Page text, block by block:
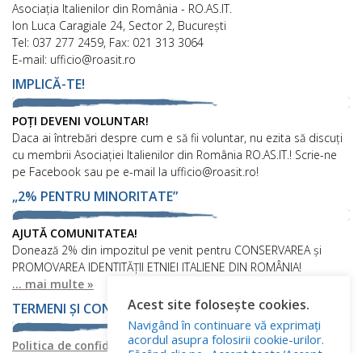
Asociaţia Italienilor din România - RO.AS.IT.
Ion Luca Caragiale 24, Sector 2, București
Tel: 037 277 2459, Fax: 021 313 3064
E-mail: ufficio@roasit.ro
IMPLICĂ-TE!
POȚI DEVENI VOLUNTAR!
Daca ai întrebări despre cum e să fii voluntar, nu ezita să discuți
cu membrii Asociației Italienilor din România RO.AS.IT.! Scrie-ne
pe Facebook sau pe e-mail la ufficio@roasit.ro!
„2% PENTRU MINORITATE”
AJUTĂ COMUNITATEA!
Donează 2% din impozitul pe venit pentru CONSERVAREA și
PROMOVAREA IDENTITĂȚII ETNIEI ITALIENE DIN ROMÂNIA!
... mai multe »
TERMENI ȘI CONDIȚII
Politica de confidențialitatePolitica privind fișierele cookies
Acest site folosește cookies.
Navigând în continuare vă exprimați
acordul asupra folosirii cookie-urilor.